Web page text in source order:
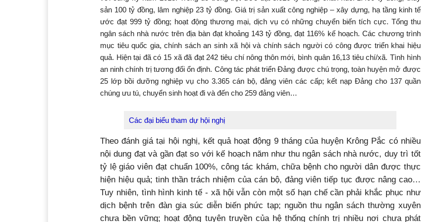
với cùng kỳ năm 2018. Trong đó trồng trọt ước đạt 3.020 tỷ đồng, chăn nuôi 1.400 tỷ đồng, thủy
sản 100 tỷ đồng, lâm nghiệp 23 tỷ đồng. Giá trị sản xuất công nghiệp – xây dựng, hạ tầng kinh tế
ước đạt 999 tỷ đồng; hoạt động thương mại, dịch vụ có những chuyển biến tích cực. Tổng thu
ngân sách nhà nước trên địa bàn đạt khoảng 143 tỷ đồng, đạt 116% kế hoạch. Các chương trình
mục tiêu quốc gia, chính sách an sinh xã hội và chính sách người có công được triển khai hiệu
quả. Hiện tại đã có 15 xã đã đạt 242 tiêu chí nông thôn mới, bình quân 16,13 tiêu chí/xã. Tình hình
an ninh chính trị tương đối ổn định. Công tác phát triển Đảng được chú trọng, toàn huyện mở được
25 lớp bồi dưỡng nghiệp vụ cho 3.365 cán bộ, đảng viên các cấp; kết nạp Đảng cho 137 quần
Theo đánh giá tại hội nghị, kết quả hoạt động 9 tháng của huyện Krông Pắc có nhiều
nội dung đạt và gần đạt so với kế hoạch năm như thu ngân sách nhà nước, duy trì tốt
tỷ lệ giáo viên đạt chuẩn 100%, công tác khám, chữa bệnh cho người dân được thực
hiện hiệu quả; tinh thần trách nhiệm của cán bộ, đảng viên tiếp tục được nâng cao…
Tuy nhiên, tình hình kinh tế - xã hội vẫn còn một số hạn chế cần phải khắc phục như
dịch bệnh trên đàn gia súc diễn biến phức tạp; nguồn thu ngân sách thường xuyên